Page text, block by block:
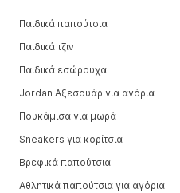
Παιδικά παπούτσια
Παιδικά τζιν
Παιδικά εσώρουχα
Jordan Αξεσουάρ για αγόρια
Πουκάμισα για μωρά
Sneakers για κορίτσια
Βρεφικά παπούτσια
Αθλητικά παπούτσια για αγόρια